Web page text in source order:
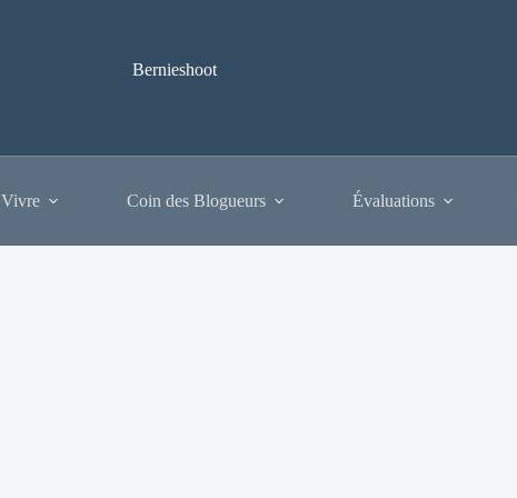
Bernieshoot
Coin des Blogueurs Évaluations